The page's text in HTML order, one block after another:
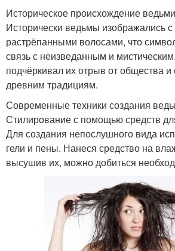
Историческое происхождение
Исторически ведьмы изображались
растрёпанными волосами, что
связь с неизведанным и
подчёркивал их отрыв от общества
древним традициям.
Современные техники создания
Стилирование с помощью средств
Для создания непослушного вида
гели и пены. Нанеся средство на
высушив их, можно добиться